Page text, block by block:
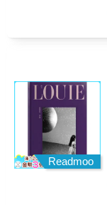
Readmoo